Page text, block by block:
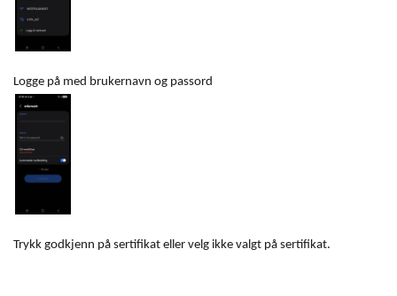
Logge på med brukernavn og passord
Trykk godkjenn på sertifikat eller velg ikke valgt på sertifikat.